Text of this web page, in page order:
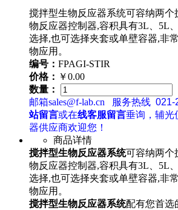
搅拌型生物反应器系统可容纳两
物反应器控制器,容积具有3L、5L
选择,也可选择夹套或单壁容器,非
物应用。
编号： FPAGI-STIR
价格： ￥0.00
数量：
邮箱sales@f-lab.cn
服务热线 021-
站留言或在线客服留言垂询，辅光
器供应商欢迎您！
商品详情
搅拌型生物反应器系统可容纳两个
物反应器控制器,容积具有3L、5L
选择,也可选择夹套或单壁容器,非
物应用。
搅拌型生物反应器系统配有您首选